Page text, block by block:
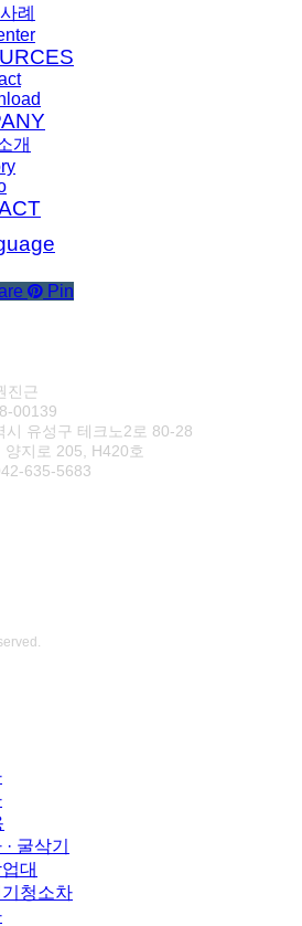
례
개
Pin
진근
00139
시 유성구 테크노2로 80-28
양지로 205, H420호
635-5683
굴삭기
대
청소차